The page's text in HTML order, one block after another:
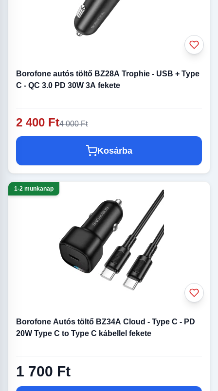
Borofone autós töltő BZ28A Trophie - USB + Type
C - QC 3.0 PD 30W 3A fekete
2 400 Ft4 000 Ft
Kosárba
1-2 munkanap
Borofone Autós töltő BZ34A Cloud - Type C - PD
20W Type C to Type C kábellel fekete
1 700 Ft